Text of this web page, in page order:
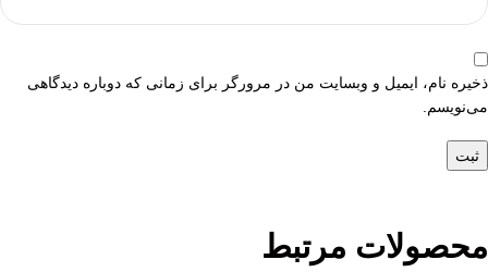
ذخیره نام، ایمیل و وبسایت من در مرورگر برای زمانی که دوباره دیدگاهی
می‌نویسم.
محصولات مرتبط